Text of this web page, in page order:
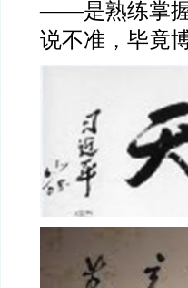
——是熟练掌
说不准，毕竟